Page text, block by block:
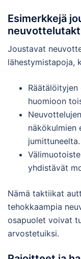
Esimerkkejä
Joustavat
lähestymistapoja,
huomioon
näkökulmien
jumittuneelta.
yhdistävät
Nämä taktiikat
tehokkaampia
osapuolet voivat
arvostetuiksi.